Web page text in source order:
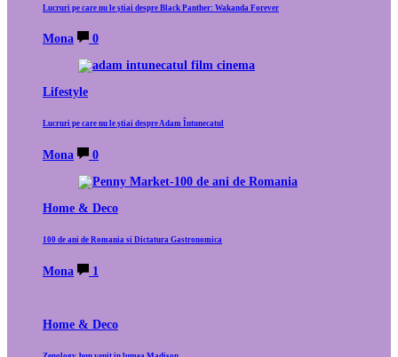
Lucruri pe care nu le știai despre Black Panther: Wakanda Forever
Mona 0
Lifestyle
Lucruri pe care nu le știai despre Adam Întunecatul
Mona 0
Home & Deco
100 de ani de Romania si Dictatura Gastronomica
Mona 1
Home & Deco